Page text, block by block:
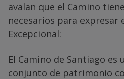
avalan que el Camino
necesarios para expresar
Excepcional:
El Camino de Santiago es
conjunto de patrimonio